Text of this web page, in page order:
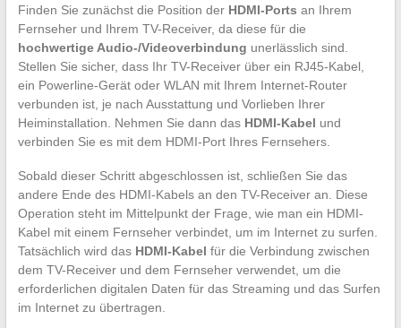
Finden Sie zunächst die Position der HDMI-Ports an Ihrem
Fernseher und Ihrem TV-Receiver, da diese für die
hochwertige Audio-/Videoverbindung unerlässlich sind.
Stellen Sie sicher, dass Ihr TV-Receiver über ein RJ45-Kabel,
ein Powerline-Gerät oder WLAN mit Ihrem Internet-Router
verbunden ist, je nach Ausstattung und Vorlieben Ihrer
Heiminstallation. Nehmen Sie dann das HDMI-Kabel und
verbinden Sie es mit dem HDMI-Port Ihres Fernsehers.
Sobald dieser Schritt abgeschlossen ist, schließen Sie das
andere Ende des HDMI-Kabels an den TV-Receiver an. Diese
Operation steht im Mittelpunkt der Frage, wie man ein HDMI-
Kabel mit einem Fernseher verbindet, um im Internet zu surfen.
Tatsächlich wird das HDMI-Kabel für die Verbindung zwischen
dem TV-Receiver und dem Fernseher verwendet, um die
erforderlichen digitalen Daten für das Streaming und das Surfen
im Internet zu übertragen.